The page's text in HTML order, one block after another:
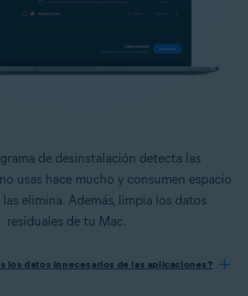
de desinstalación detecta las
usas hace mucho y consumen espacio
elimina. Además, limpia los datos
residuales de tu Mac.
los datos innecesarios de las aplicaciones?